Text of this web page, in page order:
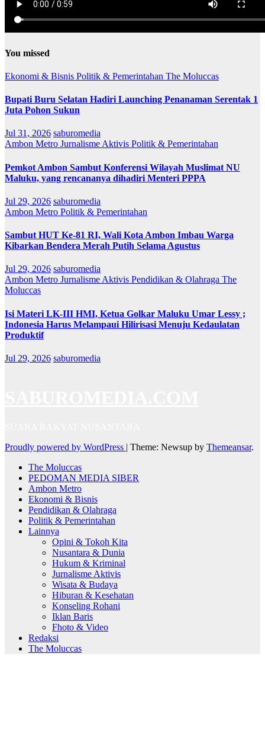
You missed
Ekonomi & Bisnis Politik & Pemerintahan The Moluccas
Bupati Buru Selatan Hadiri Launching Penanaman Serentak 1
Juta Pohon Sukun
Jul 31, 2026 saburomedia
Ambon Metro Jurnalisme Aktivis Politik & Pemerintahan
Pemkot Ambon Sambut Konferensi Wilayah Muslimat NU
Maluku, yang rencananya dihadiri Menteri PPPA
Jul 29, 2026 saburomedia
Ambon Metro Politik & Pemerintahan
Sambut HUT Ke-81 RI, Wali Kota Ambon Imbau Warga
Kibarkan Bendera Merah Putih Selama Agustus
Jul 29, 2026 saburomedia
Ambon Metro Jurnalisme Aktivis Pendidikan & Olahraga The
Moluccas
Isi Materi LK-III HMI, Ketua Golkar Maluku Umar Lessy ;
Indonesia Harus Melampaui Hilirisasi Menuju Kedaulatan
Produktif
Jul 29, 2026 saburomedia
Proudly powered by WordPress | Theme: Newsup by Themeansar.
The Moluccas
PEDOMAN MEDIA SIBER
Ambon Metro
Ekonomi & Bisnis
Pendidikan & Olahraga
Politik & Pemerintahan
Lainnya
Opini & Tokoh Kita
Nusantara & Dunia
Hukum & Kriminal
Jurnalisme Aktivis
Wisata & Budaya
Hiburan & Kesehatan
Konseling Rohani
Iklan Baris
Fhoto & Video
Redaksi
The Moluccas